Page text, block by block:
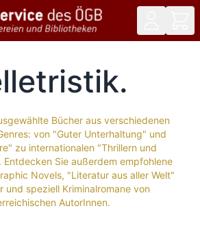
Bücher aus verschiedenen
von "Guter Unterhaltung" und
zu internationalen "Thrillern und
Entdecken Sie außerdem empfohlene
Novels, "Literatur aus aller Welt"
und speziell Kriminalromane von
AutorInnen.